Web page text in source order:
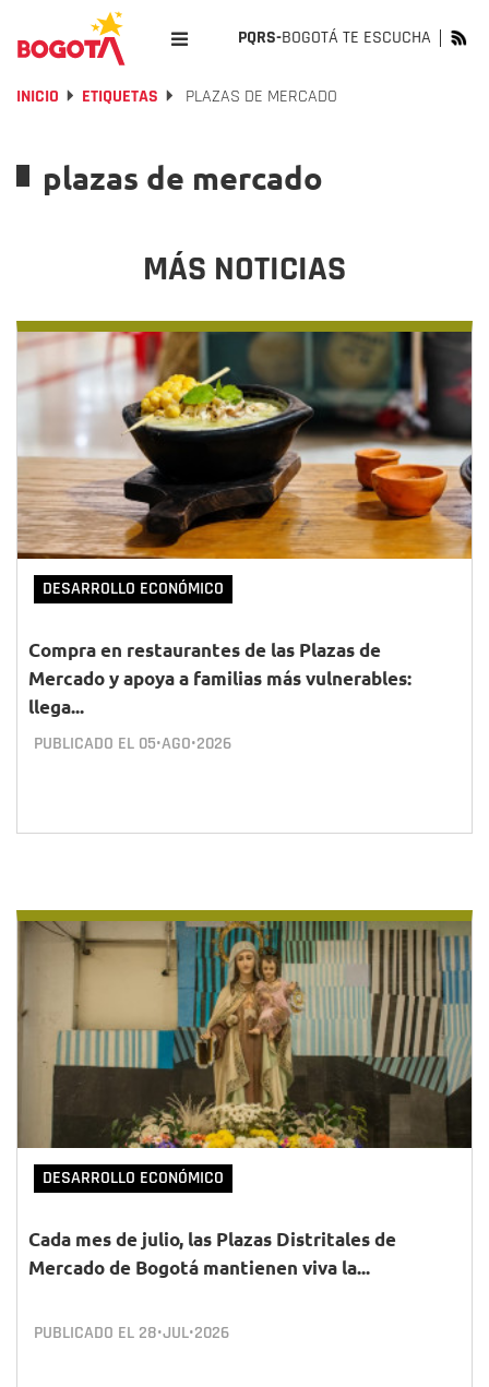
PQRS-BOGOTÁ TE ESCUCHA
INICIO ETIQUETAS PLAZAS DE MERCADO
plazas de mercado
MÁS NOTICIAS
DESARROLLO ECONÓMICO
Compra en restaurantes de las Plazas de
Mercado y apoya a familias más vulnerables:
llega...
PUBLICADO EL 05•AGO•2026
DESARROLLO ECONÓMICO
Cada mes de julio, las Plazas Distritales de
Mercado de Bogotá mantienen viva la...
PUBLICADO EL 28•JUL•2026